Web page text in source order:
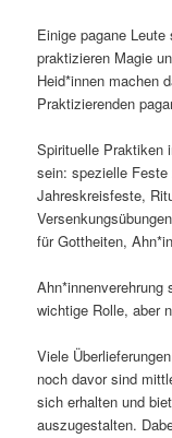
Einige pagane
praktizieren Magie
Heid*innen machen
Praktizierenden
Spirituelle Praktiken
sein: spezielle
Jahreskreisfeste,
für Gottheiten,
wichtige Rolle, aber
Viele
noch davor sind
sich erhalten und
auszugestalten.